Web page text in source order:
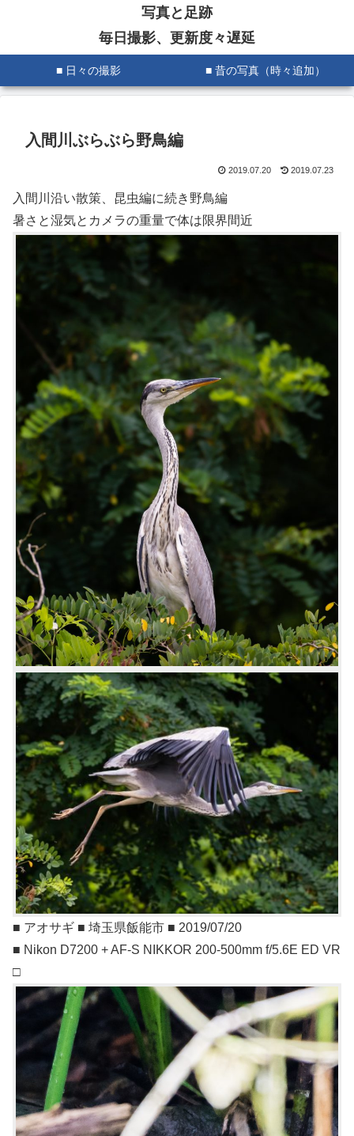
写真と足跡
毎日撮影、更新度々遅延
■ 日々の撮影 ■ 昔の写真（時々追加）
入間川ぶらぶら野鳥編
2019.07.20 2019.07.23
入間川沿い散策、昆虫編に続き野鳥編
暑さと湿気とカメラの重量で体は限界間近
■ アオサギ ■ 埼玉県飯能市 ■ 2019/07/20
■ Nikon D7200 + AF-S NIKKOR 200-500mm f/5.6E ED VR
□